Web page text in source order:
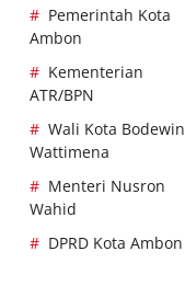
Pemerintah Kota
Ambon
Kementerian
ATR/BPN
Wali Kota Bodewin
Wattimena
Menteri Nusron
Wahid
DPRD Kota Ambon